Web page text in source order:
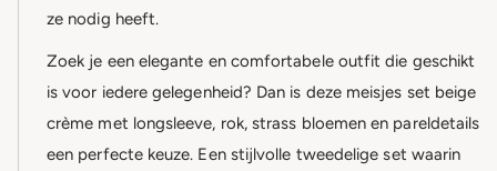
ze nodig heeft.
Zoek je een elegante en comfortabele outfit die geschikt
is voor iedere gelegenheid? Dan is deze meisjes set beige
crème met longsleeve, rok, strass bloemen en pareldetails
een perfecte keuze. Een stijlvolle tweedelige set waarin